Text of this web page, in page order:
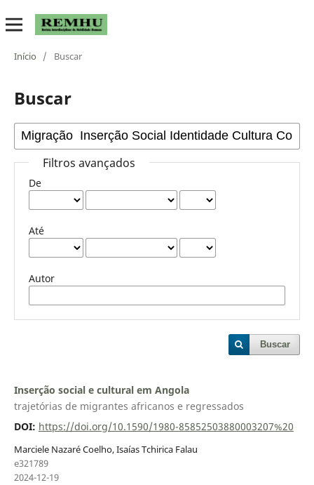
Início / Buscar
Buscar
Filtros avançados
De
Até
Autor
Buscar
Inserção social e cultural em Angola
trajetórias de migrantes africanos e regressados
DOI: https://doi.org/10.1590/1980-85852503880003207%20
Marciele Nazaré Coelho, Isaías Tchirica Falau
e321789
2024-12-19